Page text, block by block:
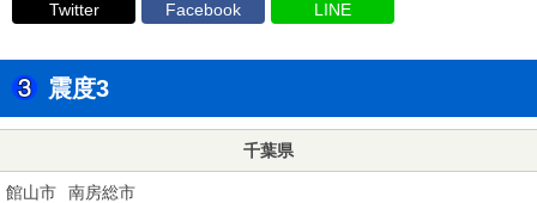
Twitter Facebook LINE
震度3
千葉県
館山市 南房総市